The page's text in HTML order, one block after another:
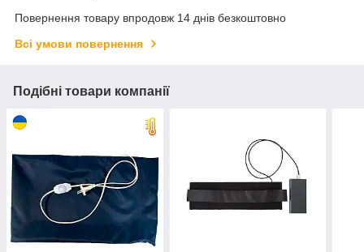
Повернення товару впродовж 14 днів безкоштовно
Всі умови повернення
Подібні товари компанії